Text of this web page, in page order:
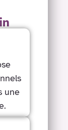
une